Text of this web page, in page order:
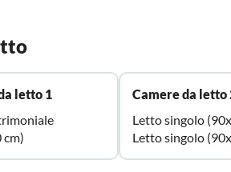
letto 1
cm)
Camere da letto
Letto singolo
Letto singolo